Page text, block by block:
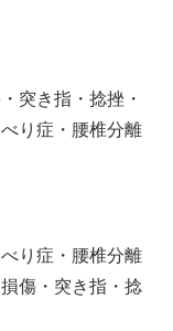
突き指・捻挫・
り症・腰椎分離
り症・腰椎分離
傷・突き指・捻